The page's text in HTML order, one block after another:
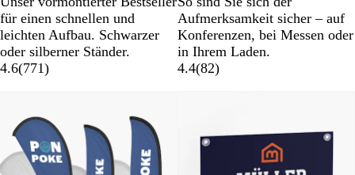
für einen schnellen und
leichten Aufbau. Schwarzer
oder silberner Ständer.
4.6(771)
Aufmerksamkeit sicher – auf
Konferenzen, bei Messen oder
in Ihrem Laden.
4.4(82)